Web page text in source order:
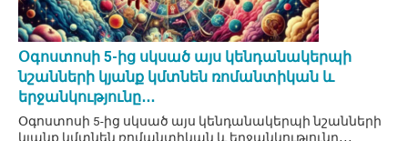
Օգոստոսի 5-ից սկսած այս կենդանակերպի
նշանների կյանք կմտնեն ռոմանտիկան և
երջանկությունը․․․
Օգոստոսի 5-ից սկսած այս կենդանակերպի նշանների
կյանք կմտնեն ռոմանտիկան և երջանկությունը․․․